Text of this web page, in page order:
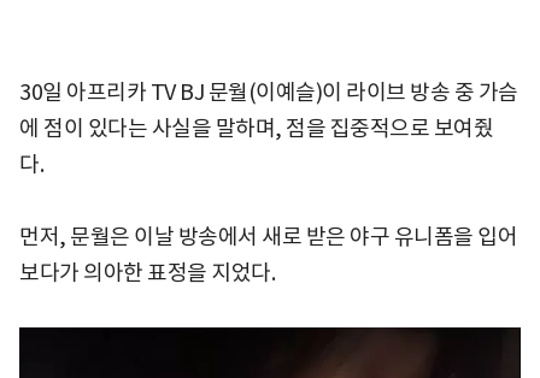
30일 아프리카 TV BJ 문월(이예슬)이 라이브 방송 중 가슴
에 점이 있다는 사실을 말하며, 점을 집중적으로 보여줬
다.
먼저, 문월은 이날 방송에서 새로 받은 야구 유니폼을 입어
보다가 의아한 표정을 지었다.